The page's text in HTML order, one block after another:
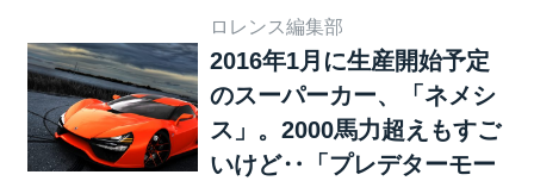
フルトモーターショーが開催
されます。開催前には、各メ
ーカーが続々とティーザー広
告や詳細を発表しますが、こ
れが実際に開催後のクルマ達
ロレンス編集部
2016年1月に生産開始予定
のスーパーカー、「ネメシ
ス」。2000馬力超えもすご
いけど‥「プレデターモー